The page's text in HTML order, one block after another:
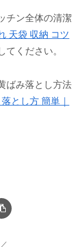
チン全体の清潔
天袋 収納 コツ
てください。
ばみ落とし方法
とし方 簡単｜